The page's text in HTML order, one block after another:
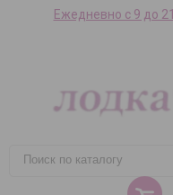
Ежедневно с 9 до 21